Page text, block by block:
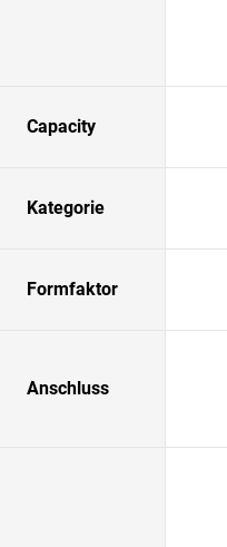
Capacity
Kategorie
Formfaktor
Anschluss